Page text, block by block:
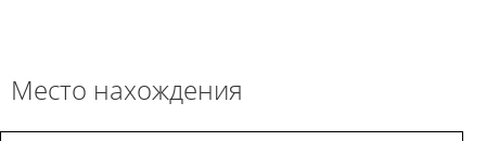
Место нахождения